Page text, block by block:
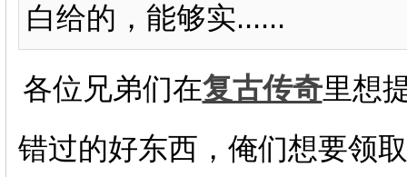
白给的，能够实......
各位兄弟们在复古传奇里想
错过的好东西，俺们想要领